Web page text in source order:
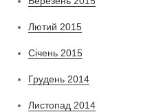
Лютий 2015
Січень 2015
Грудень 2014
Листопад 2014